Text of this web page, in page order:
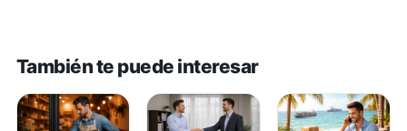
También te puede interesar